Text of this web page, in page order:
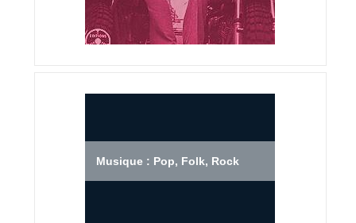
Musique : Pop, Folk, Rock